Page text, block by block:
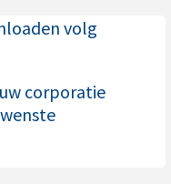
volg
corporatie